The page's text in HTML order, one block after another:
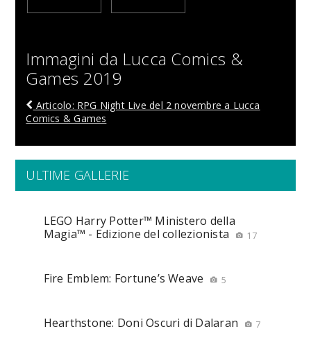
Immagini da Lucca Comics &
Games 2019
Articolo: RPG Night Live del 2 novembre a Lucca
Comics & Games
ULTIME GALLERIE
LEGO Harry Potter™ Ministero della
Magia™ - Edizione del collezionista
17
Fire Emblem: Fortune’s Weave 5
Hearthstone: Doni Oscuri di Dalaran 7